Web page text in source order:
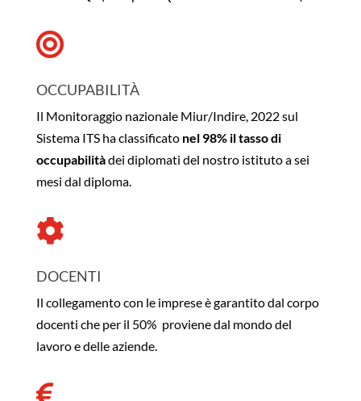

OCCUPABILITÀ
Il Monitoraggio nazionale Miur/Indire, 2022 sul
Sistema ITS ha classificato nel 98% il tasso di
occupabilitàdei diplomati del nostro istituto a sei
mesi dal diploma.

DOCENTI
Il collegamento con le imprese è garantito dal corpo
docenti che per il 50% proviene dal mondo del
lavoro e delle aziende.
